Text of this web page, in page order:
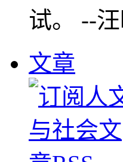
试。 --
文章